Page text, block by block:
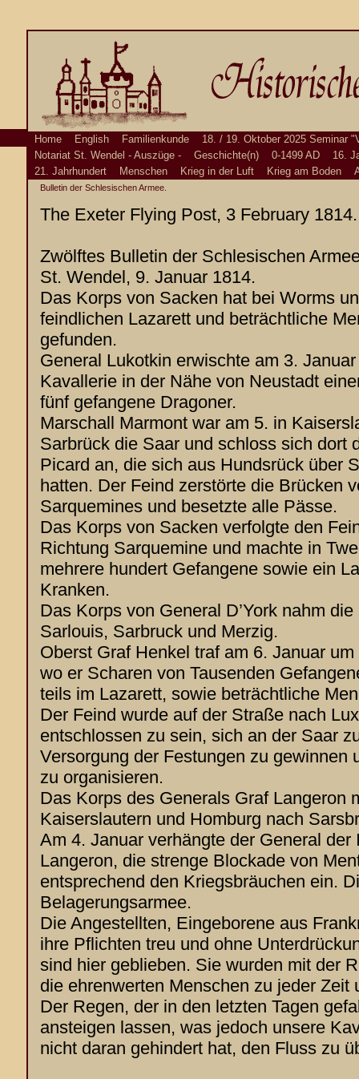
Home English Familienkunde
18. / 19. Oktober 2025 Seminar
Notariat St. Wendel - Auszüge -
Geschichte(n) 0-1499 AD
16.
21. Jahrhundert
Menschen Krieg in der Luft Krieg am Boden
Bulletin der Schlesischen Armee.
The Exeter Flying Post, 3 February 1814.
Zwölftes Bulletin der Schlesischen
St. Wendel, 9. Januar 1814.
Das Korps von Sacken hat bei Worms
feindlichen Lazarett und beträchtliche
gefunden.
General Lukotkin erwischte am 3.
Kavallerie in der Nähe von Neustadt
fünf gefangene Dragoner.
Marschall Marmont war am 5. in
Sarbrück die Saar und schloss sich dort
Picard an, die sich aus Hundsrück über
hatten. Der Feind zerstörte die Brücken
Sarquemines und besetzte alle Pässe.
Das Korps von Sacken verfolgte den
Richtung Sarquemine und machte in
mehrere hundert Gefangene sowie ein
Kranken.
Das Korps von General D’York nahm
Sarlouis, Sarbruck und Merzig.
Oberst Graf Henkel traf am 6. Januar
wo er Scharen von Tausenden
teils im Lazarett, sowie beträchtliche
Der Feind wurde auf der Straße nach
entschlossen zu sein, sich an der Saar
Versorgung der Festungen zu gewinnen
zu organisieren.
Das Korps des Generals Graf Langeron
Kaiserslautern und Homburg nach
Am 4. Januar verhängte der General der
Langeron, die strenge Blockade von
entsprechend den Kriegsbräuchen ein.
Belagerungsarmee.
Die Angestellten, Eingeborene aus
ihre Pflichten treu und ohne
sind hier geblieben. Sie wurden mit der
die ehrenwerten Menschen zu jeder Zeit
Der Regen, der in den letzten Tagen
ansteigen lassen, was jedoch unsere
nicht daran gehindert hat, den Fluss zu